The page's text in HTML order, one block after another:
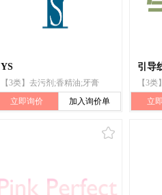
YS
【3类】去污剂;香精油;牙膏
立即询价
加入询价单
引导
【3
立